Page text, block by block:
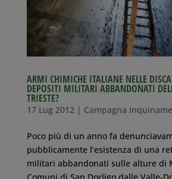
ARMI CHIMICHE ITALIANE NELLE
DEPOSITI MILITARI ABBANDONATI
TRIESTE?
17 Lug 2012 | Campagna
Poco più di un anno fa
pubblicamente l’esistenza di una
militari abbandonati sulle alture di
Comuni di San Dorligo dalle Valle-